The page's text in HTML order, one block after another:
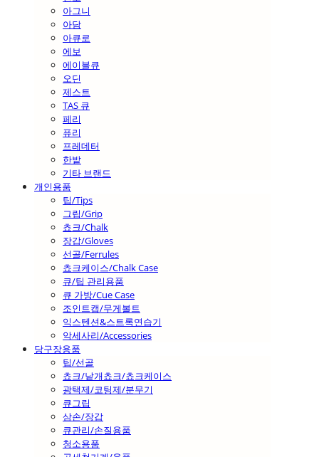
아그니
아담
아큐로
에보
에이블큐
오딘
제스트
TAS 큐
페리
퓨리
프레데터
한밭
기타 브랜드
개인용품
팁/Tips
그립/Grip
쵸크/Chalk
장갑/Gloves
선골/Ferrules
쵸크케이스/Chalk Case
큐/팁 관리용품
큐 가방/Cue Case
조인트캡/무게볼트
익스텐션&스트록연습기
악세사리/Accessories
당구장용품
팁/선골
쵸크/낱개쵸크/쵸크케이스
광택제/코팅제/분무기
큐그립
삼손/장갑
큐관리/손질용품
청소용품